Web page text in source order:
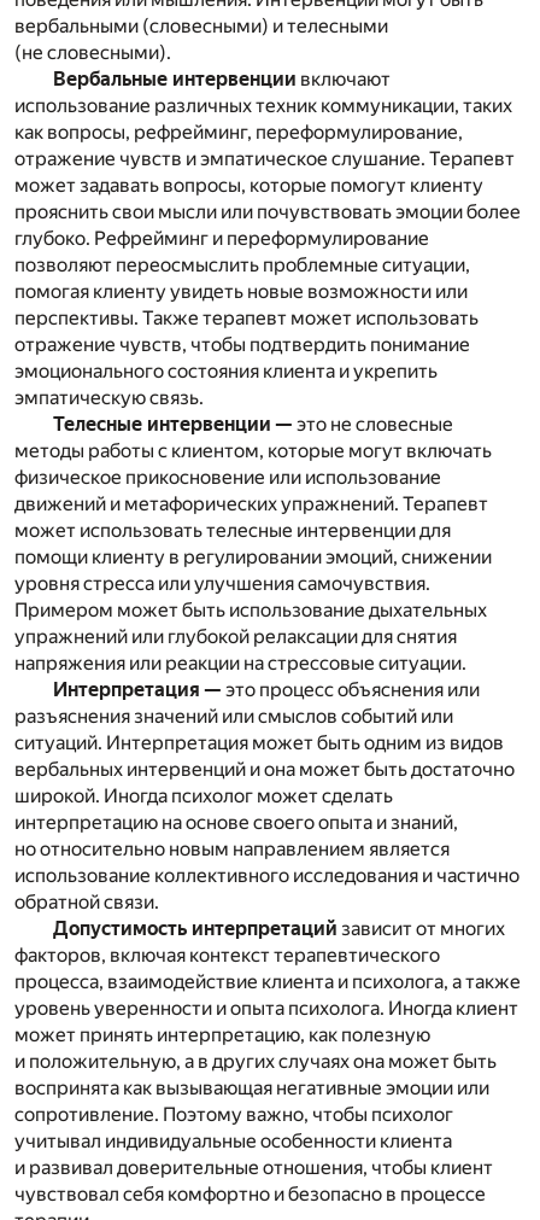
вербальными (словесными) и телесными
(не словесными).
Вербальные интервенции включают
использование различных техник коммуникации, таких
как вопросы, рефрейминг, переформулирование,
отражение чувств и эмпатическое слушание. Терапевт
может задавать вопросы, которые помогут клиенту
прояснить свои мысли или почувствовать эмоции более
глубоко. Рефрейминг и переформулирование
позволяют переосмыслить проблемные ситуации,
помогая клиенту увидеть новые возможности или
перспективы. Также терапевт может использовать
отражение чувств, чтобы подтвердить понимание
эмоционального состояния клиента и укрепить
эмпатическую связь.
Телесные интервенции — это не словесные
методы работы с клиентом, которые могут включать
физическое прикосновение или использование
движений и метафорических упражнений. Терапевт
может использовать телесные интервенции для
помощи клиенту в регулировании эмоций, снижении
уровня стресса или улучшения самочувствия.
Примером может быть использование дыхательных
упражнений или глубокой релаксации для снятия
напряжения или реакции на стрессовые ситуации.
Интерпретация — это процесс объяснения или
разъяснения значений или смыслов событий или
ситуаций. Интерпретация может быть одним из видов
вербальных интервенций и она может быть достаточно
широкой. Иногда психолог может сделать
интерпретацию на основе своего опыта и знаний,
но относительно новым направлением является
использование коллективного исследования и частично
обратной связи.
Допустимость интерпретаций зависит от многих
факторов, включая контекст терапевтического
процесса, взаимодействие клиента и психолога, а также
уровень уверенности и опыта психолога. Иногда клиент
может принять интерпретацию, как полезную
и положительную, а в других случаях она может быть
воспринята как вызывающая негативные эмоции или
сопротивление. Поэтому важно, чтобы психолог
учитывал индивидуальные особенности клиента
и развивал доверительные отношения, чтобы клиент
чувствовал себя комфортно и безопасно в процессе